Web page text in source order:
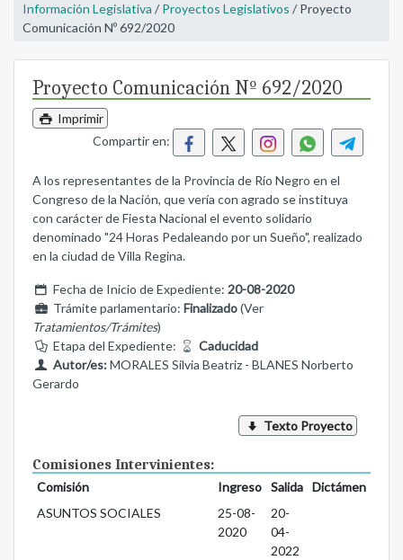
Información Legislativa / Proyectos Legislativos / Proyecto
Comunicación Nº 692/2020
Proyecto Comunicación Nº 692/2020
Imprimir
Compartir en:
A los representantes de la Provincia de Río Negro en el
Congreso de la Nación, que vería con agrado se instituya
con carácter de Fiesta Nacional el evento solidario
denominado "24 Horas Pedaleando por un Sueño", realizado
en la ciudad de Villa Regina.
Fecha de Inicio de Expediente: 20-08-2020
Trámite parlamentario: Finalizado(Ver
Tratamientos/Trámites)
Etapa del Expediente:
Caducidad
Autor/es:MORALES Silvia Beatriz - BLANES Norberto
Gerardo
Texto Proyecto
Comisiones Intervinientes:
Comisión Ingreso Salida
Dictámen
ASUNTOS SOCIALES
25-08-
2020
20-
04-
2022